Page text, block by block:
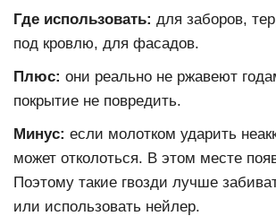
Где использовать: для заборов,
под кровлю, для фасадов.
Плюс: они реально не ржавеют
покрытие не повредить.
Минус: если молотком ударить
может отколоться. В этом месте
Поэтому такие гвозди лучше
или использовать нейлер.